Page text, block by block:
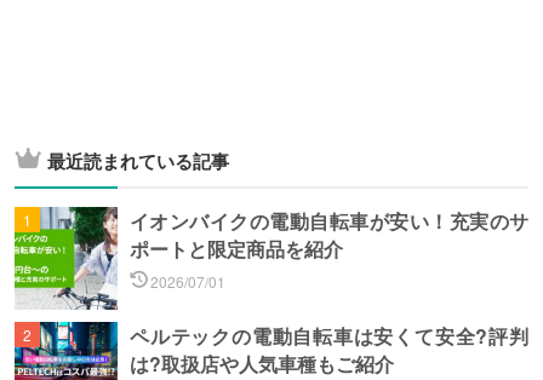
最近読まれている記事
イオンバイクの電動自転車が安い！充実のサ
ポートと限定商品を紹介
2026/07/01
ペルテックの電動自転車は安くて安全?評判
は?取扱店や人気車種もご紹介